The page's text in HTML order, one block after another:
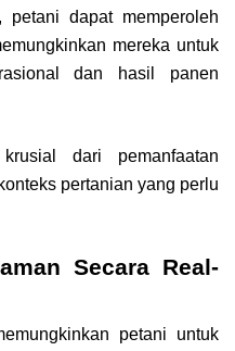
dapat memperoleh
mereka untuk
dan hasil panen
dari pemanfaatan
pertanian yang perlu
Secara Real-
petani untuk